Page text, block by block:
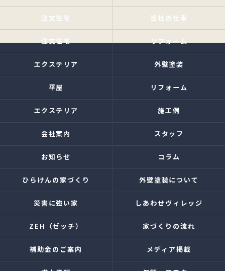
注文住宅 当社の仕事
注文住宅 リフォーム
エクステリア 外壁塗装
平屋 リフォーム
エクステリア 施工例
会社案内 スタッフ
お知らせ コラム
ひらけんの家づくり 外壁塗装について
災害に強い家 しあわせヴィレッジ
ZEH（ゼッチ） 家づくりの流れ
補助金のご案内 メディア掲載